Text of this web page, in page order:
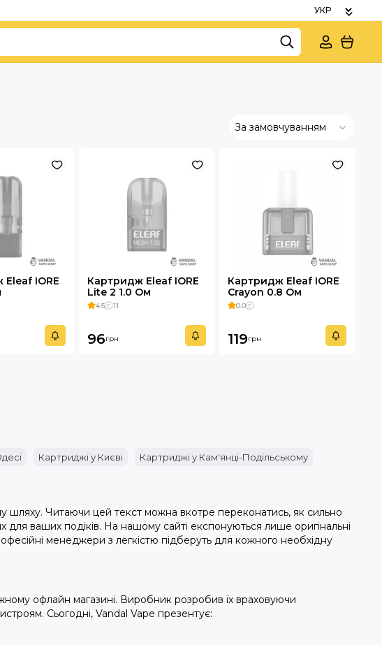
За замовчуванням
IORE
Картридж Eleaf IORE
Lite 2 1.0 Ом
4.5 11
96грн
Картридж Eleaf IORE
Crayon 0.8 Ом
0.0
119грн
Картриджі у Києві Картриджі у Кам'янці-Подільському
шляху. Читаючи цей текст можна вкотре переконатись, як сильно
ваших подіків. На нашому сайті експонуються лише оригінальні
менеджери з легкістю підберуть для кожного необхідну
офлайн магазині. Виробник розробив їх враховуючи
Сьогодні, Vandal Vape презентує: